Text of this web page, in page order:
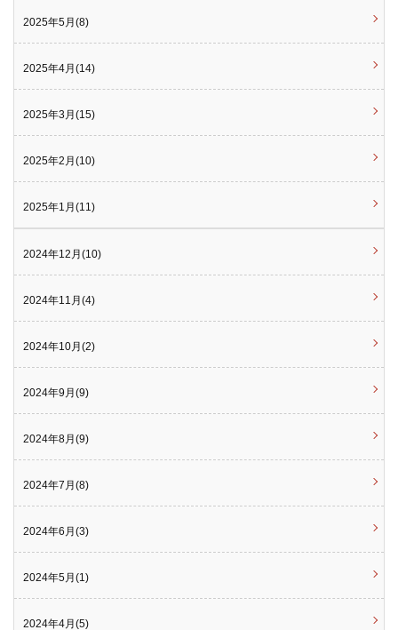
2025年5月(8)
2025年4月(14)
2025年3月(15)
2025年2月(10)
2025年1月(11)
2024年12月(10)
2024年11月(4)
2024年10月(2)
2024年9月(9)
2024年8月(9)
2024年7月(8)
2024年6月(3)
2024年5月(1)
2024年4月(5)